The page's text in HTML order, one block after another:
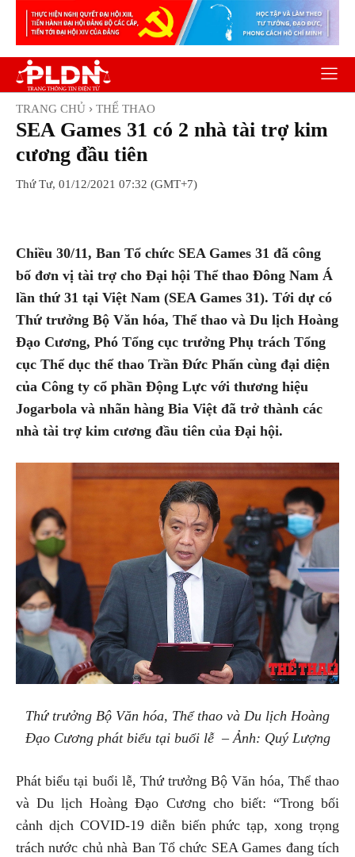
TRANG CHỦ THỂ THAO
SEA Games 31 có 2 nhà tài trợ kim
cương đầu tiên
Thứ Tư, 01/12/2021 07:32 (GMT+7)
Chiều 30/11, Ban Tổ chức SEA Games 31 đã công
bố đơn vị tài trợ cho Đại hội Thể thao Đông Nam Á
lần thứ 31 tại Việt Nam (SEA Games 31). Tới dự có
Thứ trưởng Bộ Văn hóa, Thể thao và Du lịch Hoàng
Đạo Cương, Phó Tổng cục trưởng Phụ trách Tổng
cục Thể dục thể thao Trần Đức Phấn cùng đại diện
của Công ty cổ phần Động Lực với thương hiệu
Jogarbola và nhãn hàng Bia Việt đã trở thành các
nhà tài trợ kim cương đầu tiên của Đại hội.
Thứ trưởng Bộ Văn hóa, Thể thao và Du lịch Hoàng
Đạo Cương phát biểu tại buổi lễ – Ảnh: Quý Lượng
Phát biểu tại buổi lễ, Thứ trưởng Bộ Văn hóa, Thể thao
và Du lịch Hoàng Đạo Cương cho biết: “Trong bối
cảnh dịch COVID-19 diễn biến phức tạp, xong trọng
trách nước chủ nhà Ban Tổ chức SEA Games đang tích